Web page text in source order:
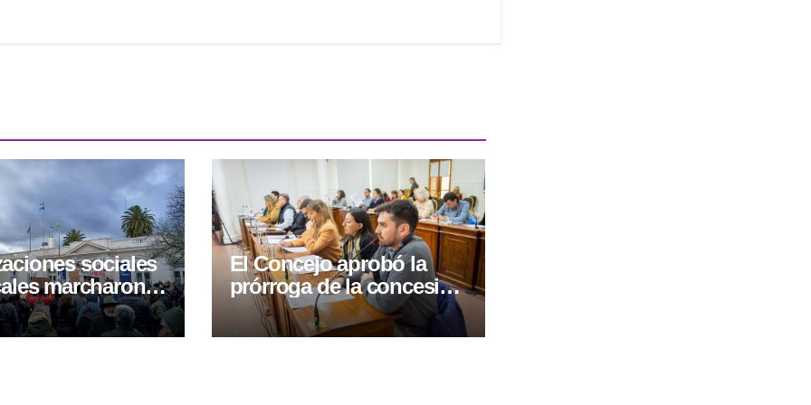
sociales
marcharon
proyecto de
de
El Concejo aprobó la
prórroga de la concesión
de la Terminal y rechazó
la reforma nacional de la